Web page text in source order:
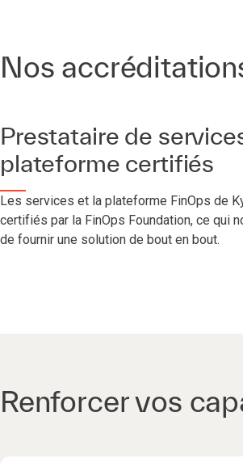
Nos
Prestataire de
plateforme certifiés
Les services et la plateforme FinOps de
certifiés par la FinOps Foundation, ce qui
de fournir une solution de bout en bout.
Renforcer vos